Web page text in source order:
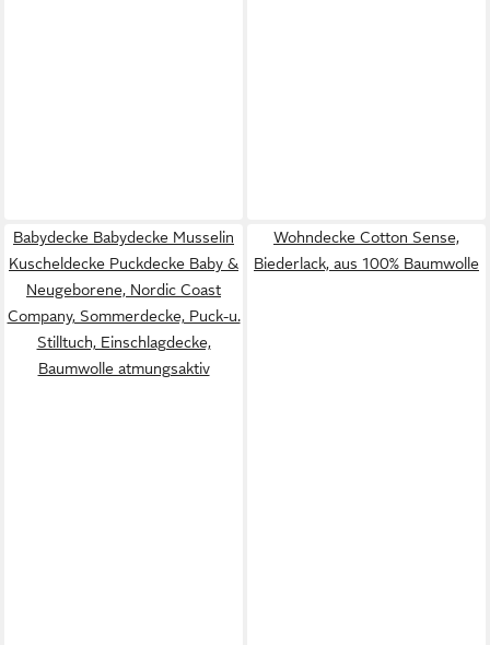
Babydecke Babydecke Musselin
Kuscheldecke Puckdecke Baby &
Neugeborene, Nordic Coast
Company, Sommerdecke, Puck-u.
Stilltuch, Einschlagdecke,
Baumwolle atmungsaktiv
Wohndecke Cotton Sense,
Biederlack, aus 100% Baumwolle